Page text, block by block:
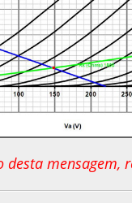
desta mensagem,